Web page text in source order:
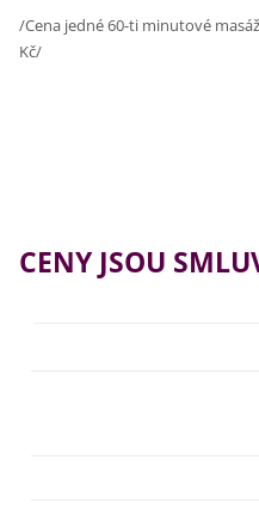
/Cena jedné 60-ti minutové
Kč/
CENY JSOU